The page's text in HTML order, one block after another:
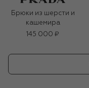
Брюки из шерсти и
кашемира
145 000 ₽